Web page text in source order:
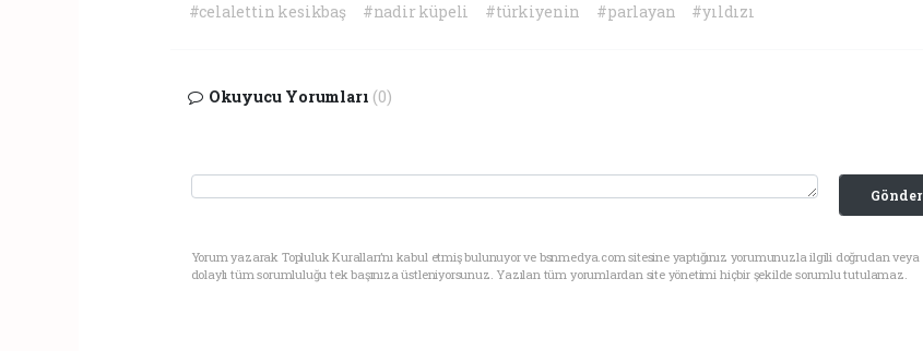
#celalettin kesikbaş
#nadir küpeli #türkiyenin #parlayan #yıldızı
Okuyucu Yorumları (0)
Gönder
Yorum yazarak Topluluk Kuralları’nı kabul etmiş bulunuyor ve bsnmedya.com sitesine yaptığınız yorumunuzla ilgili doğrudan veya
dolaylı tüm sorumluluğu tek başınıza üstleniyorsunuz. Yazılan tüm yorumlardan site yönetimi hiçbir şekilde sorumlu tutulamaz.